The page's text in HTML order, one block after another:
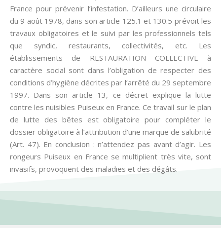
France pour prévenir l’infestation. D’ailleurs une circulaire
du 9 août 1978, dans son article 125.1 et 130.5 prévoit les
travaux obligatoires et le suivi par les professionnels tels
que syndic, restaurants, collectivités, etc. Les
établissements de RESTAURATION COLLECTIVE à
caractère social sont dans l’obligation de respecter des
conditions d’hygiène décrites par l’arrêté du 29 septembre
1997. Dans son article 13, ce décret explique la lutte
contre les nuisibles Puiseux en France. Ce travail sur le plan
de lutte des bêtes est obligatoire pour compléter le
dossier obligatoire à l’attribution d’une marque de salubrité
(Art. 47). En conclusion : n’attendez pas avant d’agir. Les
rongeurs Puiseux en France se multiplient très vite, sont
invasifs, provoquent des maladies et des dégâts.